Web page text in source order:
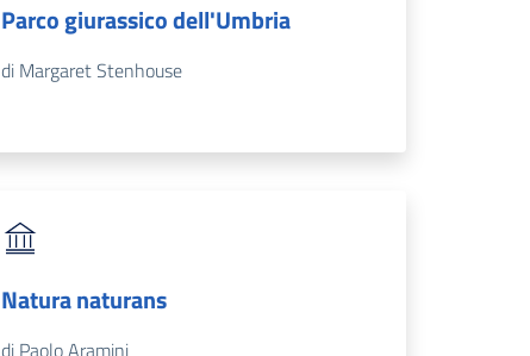
Parco giurassico dell'Umbria
di Margaret Stenhouse
Natura naturans
di Paolo Aramini